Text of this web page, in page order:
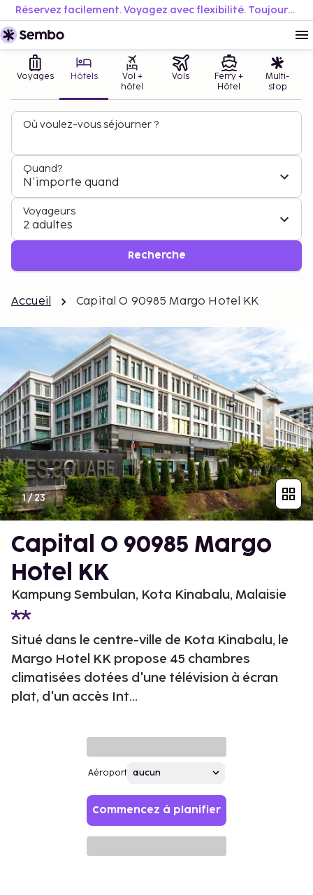
Réservez facilement. Voyagez avec flexibilité. Toujours au meilleur prix.
Voyages Hôtels
Vol +
hôtel
Vols
Ferry +
Hôtel
Multi-
stop
Où voulez-vous séjourner ?
Quand?
N'importe quand
Voyageurs
2 adultes
Recherche
Accueil Capital O 90985 Margo Hotel KK
1/23
Capital O 90985 Margo
Hotel KK
Kampung Sembulan, Kota Kinabalu, Malaisie
Situé dans le centre-ville de Kota Kinabalu, le
Margo Hotel KK propose 45 chambres
climatisées dotées d'une télévision à écran
plat, d'un accès Int...
Aéroport
Commencez à planifier